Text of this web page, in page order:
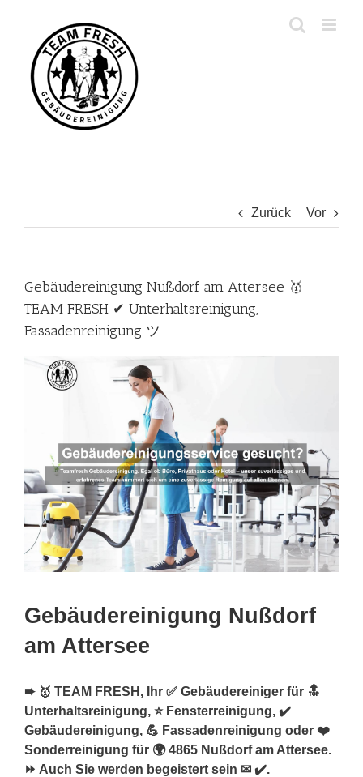
springen
Zurück Vor
Gebäudereinigung Nußdorf am Attersee 🥇
TEAM FRESH ✔ Unterhaltsreinigung,
Fassadenreinigung ツ
Gebäudereinigung Nußdorf
am Attersee
➨ 🥇 TEAM FRESH, Ihr ✅ Gebäudereiniger für 🔝
Unterhaltsreinigung, ⭐ Fensterreinigung, ✔️
Gebäudereinigung, 💪 Fassadenreinigung oder ❤️
Sonderreinigung für 🌍 4865 Nußdorf am Attersee.
⏩ Auch Sie werden begeistert sein ✉ ✔️.